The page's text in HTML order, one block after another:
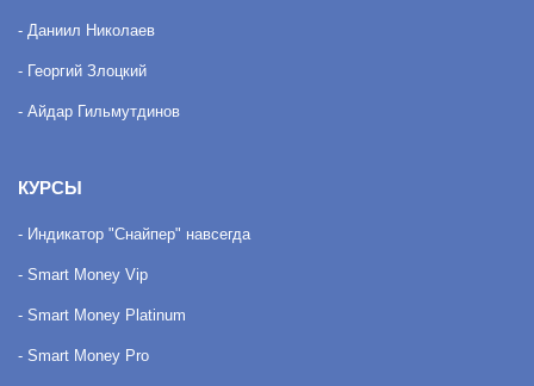
- Даниил Николаев
- Георгий Злоцкий
- Айдар Гильмутдинов
КУРСЫ
- Индикатор "Снайпер" навсегда
- Smart Money Vip
- Smart Money Platinum
- Smart Money Pro